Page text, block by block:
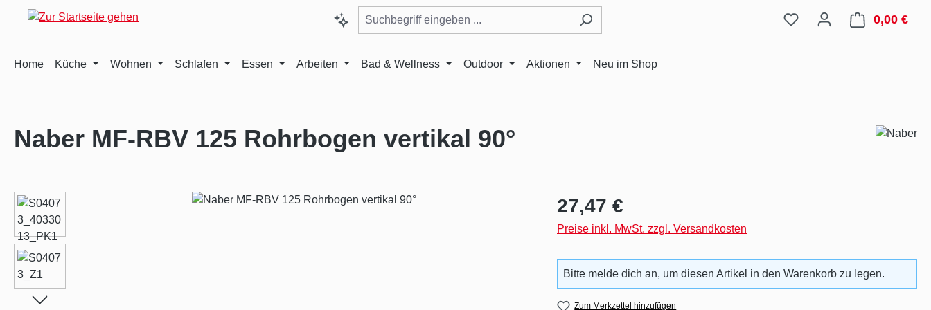
Hauptinhalt springen
Zur Suche springen
Zur Hauptnavigation springen 0,00 €
Home Küche Wohnen Schlafen Essen Arbeiten Bad & Wellness Outdoor Aktionen Neu im Shop
Naber MF-RBV 125 Rohrbogen vertikal 90°
Bildergalerie überspringen Regulärer Preis:
27,47 €
Preise inkl. MwSt. zzgl. Versandkosten
Bitte melde dich an, um diesen Artikel in den Warenkorb zu legen.
Zum Merkzettel hinzufügen